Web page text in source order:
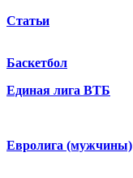
Статьи
Баскетбол
Единая лига ВТБ
Евролига (мужчины)